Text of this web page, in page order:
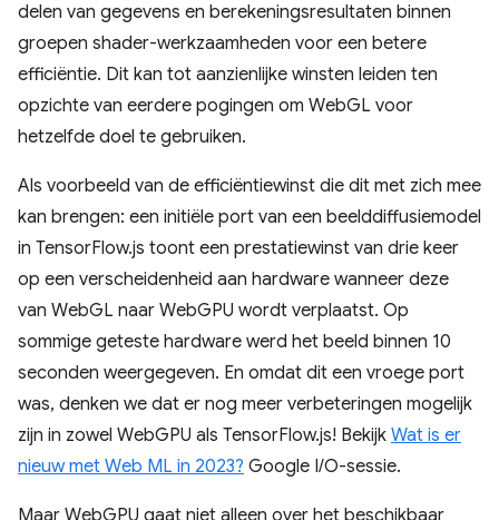
delen van gegevens en berekeningsresultaten binnen
groepen shader-werkzaamheden voor een betere
efficiëntie. Dit kan tot aanzienlijke winsten leiden ten
opzichte van eerdere pogingen om WebGL voor
hetzelfde doel te gebruiken.
Als voorbeeld van de efficiëntiewinst die dit met zich mee
kan brengen: een initiële port van een beelddiffusiemodel
in TensorFlow.js toont een prestatiewinst van drie keer
op een verscheidenheid aan hardware wanneer deze
van WebGL naar WebGPU wordt verplaatst. Op
sommige geteste hardware werd het beeld binnen 10
seconden weergegeven. En omdat dit een vroege port
was, denken we dat er nog meer verbeteringen mogelijk
zijn in zowel WebGPU als TensorFlow.js! Bekijk Wat is er
nieuw met Web ML in 2023? Google I/O-sessie.